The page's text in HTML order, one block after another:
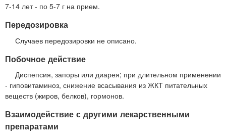
7-14 лет - по 5-7 г на прием.
Передозировка
Случаев передозировки не описано.
Побочное действие
Диспепсия, запоры или диарея; при длительном применении
- гиповитаминоз, снижение всасывания из ЖКТ питательных
веществ (жиров, белков), гормонов.
Взаимодействие с другими лекарственными
препаратами